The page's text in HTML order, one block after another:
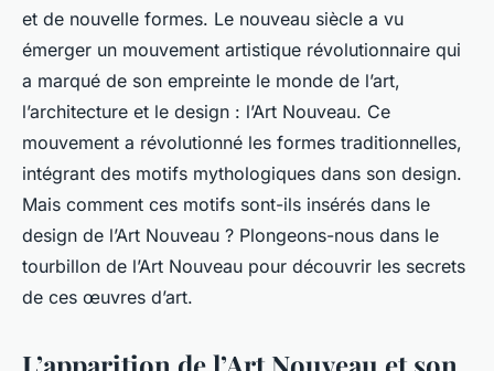
et de nouvelle formes. Le nouveau siècle a vu
émerger un mouvement artistique révolutionnaire qui
a marqué de son empreinte le monde de l’art,
l’architecture et le design : l’Art Nouveau. Ce
mouvement a révolutionné les formes traditionnelles,
intégrant des motifs mythologiques dans son design.
Mais comment ces motifs sont-ils insérés dans le
design de l’Art Nouveau ? Plongeons-nous dans le
tourbillon de l’Art Nouveau pour découvrir les secrets
de ces œuvres d’art.